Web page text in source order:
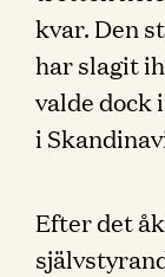
kvar. Den
har slagit
valde dock
i
Efter det